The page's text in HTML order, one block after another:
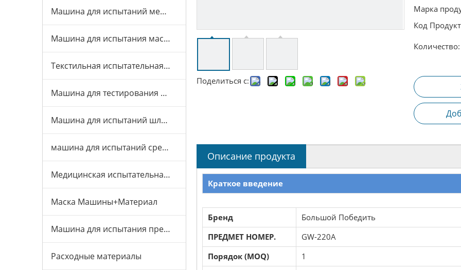
Машина для испытаний мебели
Машина для испытания масок
Текстильная испытательная машина
Машина для тестирования игрушек
Машина для испытаний шлемов
машина для испытаний средств индивидуальной защиты
Медицинская испытательная машина
Маска Машины+Материал
Машина для испытания презервативов
Расходные материалы
Поделиться с:
Марка
Код
Количество:
Описание продукта
Краткое введение
Бренд
Большой Победить
ПРЕДМЕТ НОМЕР.
GW-220A
Порядок (MOQ)
1